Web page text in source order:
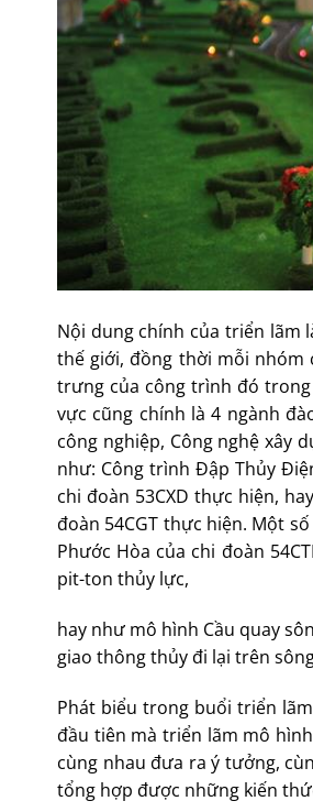
Nội dung chính của triển lãm
thế giới, đồng thời mỗi
trưng của công trình đó
vực cũng chính là 4 ngành
công nghiệp, Công nghệ xây
như: Công trình Đập Thủy
chi đoàn 53CXD thực hiện,
đoàn 54CGT thực hiện. Một
Phước Hòa của chi đoàn
pit-ton thủy lực,
hay như mô hình Cầu quay
giao thông thủy đi lại trên
Phát biểu trong buổi triển
đầu tiên mà triển lãm mô
cùng nhau đưa ra ý tưởng,
tổng hợp được những kiến